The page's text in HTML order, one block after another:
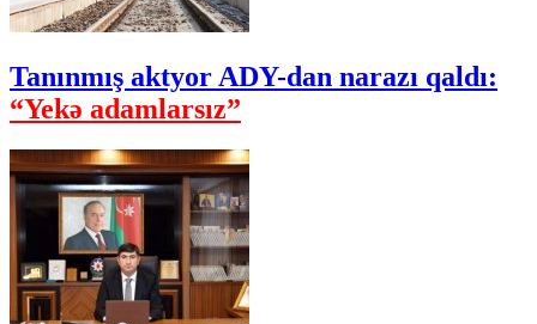
Tanınmış aktyor ADY-dan narazı qaldı:
“Yekə adamlarsız”